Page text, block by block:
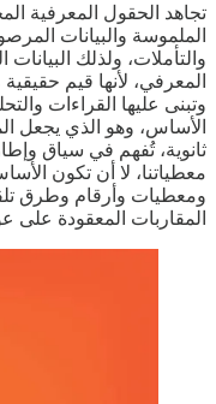
تجاهد الحقول المعرفية
الملموسة والبيانات
والتأملات، ولذلك
المعرفي، لأنها قيم
وتبنى عليها القراءات
الأساس، وهو الذي يجعل
ثانوية، تُفهم في سياق
معطياتنا، لا أن تكون
ومعطيات وأرقام وطرق
المقاربات المعقودة على